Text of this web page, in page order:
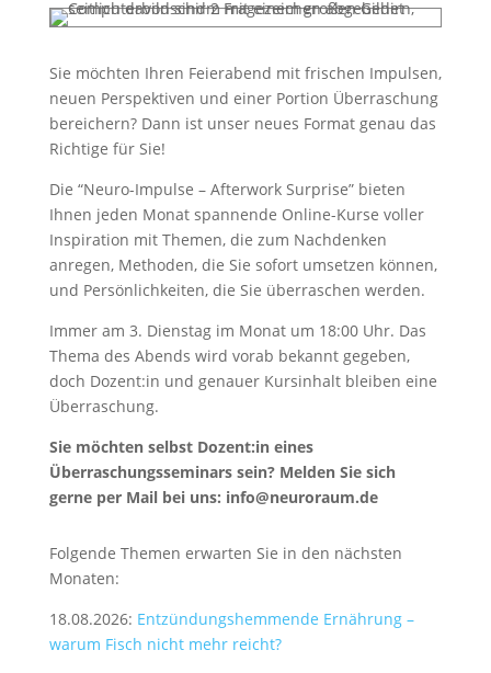
Sie möchten Ihren Feierabend mit frischen Impulsen,
neuen Perspektiven und einer Portion Überraschung
bereichern? Dann ist unser neues Format genau das
Richtige für Sie!
Die “Neuro-Impulse – Afterwork Surprise” bieten
Ihnen jeden Monat spannende Online-Kurse voller
Inspiration mit Themen, die zum Nachdenken
anregen, Methoden, die Sie sofort umsetzen können,
und Persönlichkeiten, die Sie überraschen werden.
Immer am 3. Dienstag im Monat um 18:00 Uhr. Das
Thema des Abends wird vorab bekannt gegeben,
doch Dozent:in und genauer Kursinhalt bleiben eine
Überraschung.
Sie möchten selbst Dozent:in eines
Überraschungsseminars sein? Melden Sie sich
gerne per Mail bei uns: info@neuroraum.de
Folgende Themen erwarten Sie in den nächsten
Monaten:
18.08.2026: Entzündungshemmende Ernährung –
warum Fisch nicht mehr reicht?